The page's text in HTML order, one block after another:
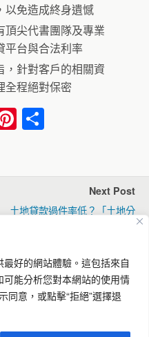
好的網站體驗。 這包括來自
能分析您對本網站的使用情
同意，或點擊“拒絕”選擇退
以免造成終身遺憾
頂尖代書團隊及專業
平台與合法利率
，針對客戶的相關資
全程絕對保密
Pi
nt
e
st
Next Post
土地貸款過件率低？「土地分
top